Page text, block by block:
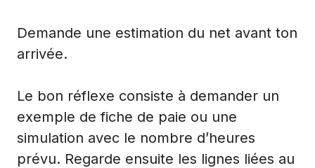
Demande une estimation du net avant ton
arrivée.
Le bon réflexe consiste à demander un
exemple de fiche de paie ou une
simulation avec le nombre d’heures
prévu. Regarde ensuite les lignes liées au